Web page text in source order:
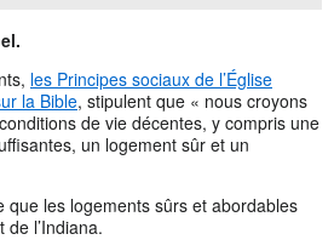
les Principes sociaux de l’Église
la Bible, stipulent que « nous croyons
de vie décentes, y compris une
un logement sûr et un
que les logements sûrs et abordables
de l’Indiana.